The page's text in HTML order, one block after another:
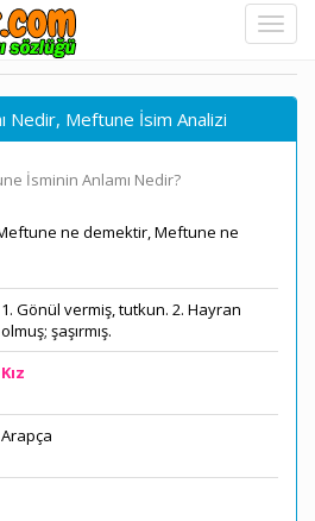
Nedir, Meftune İsim Analizi
İsminin Anlamı Nedir?
ne demektir, Meftune ne
1. Gönül vermiş, tutkun. 2. Hayran
olmuş; şaşırmış.
Kız
Arapça